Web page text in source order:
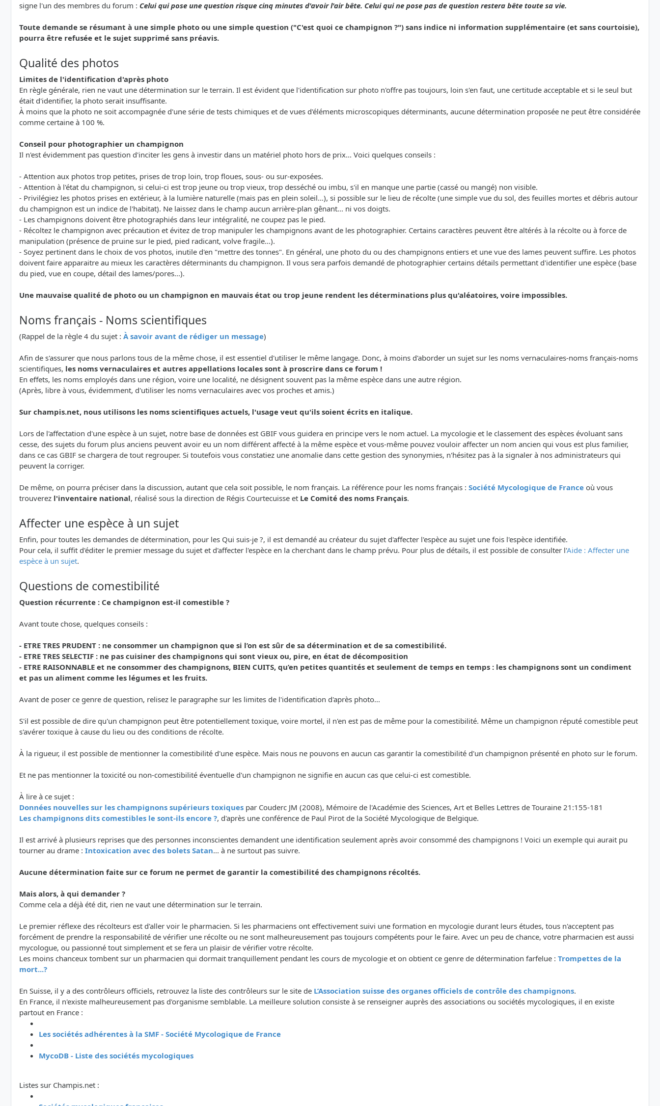
signe l'un des membres du forum : Celui qui pose une question risque cinq minutes d'avoir l'air bête. Celui qui ne pose pas de question restera bête toute sa vie.
Toute demande se résumant à une simple photo ou une simple question ("C'est quoi ce champignon ?") sans indice ni information supplémentaire (et sans courtoisie),
pourra être refusée et le sujet supprimé sans préavis.
Qualité des photos
Limites de l'identification d'après photo
En règle générale, rien ne vaut une détermination sur le terrain. Il est évident que l'identification sur photo n'offre pas toujours, loin s'en faut, une certitude acceptable et si le seul but
était d'identifier, la photo serait insuffisante.
À moins que la photo ne soit accompagnée d'une série de tests chimiques et de vues d'éléments microscopiques déterminants, aucune détermination proposée ne peut être considérée
comme certaine à 100 %.
Conseil pour photographier un champignon
Il n'est évidemment pas question d'inciter les gens à investir dans un matériel photo hors de prix... Voici quelques conseils :
- Attention aux photos trop petites, prises de trop loin, trop floues, sous- ou sur-exposées.
- Attention à l'état du champignon, si celui-ci est trop jeune ou trop vieux, trop desséché ou imbu, s'il en manque une partie (cassé ou mangé) non visible.
- Privilégiez les photos prises en extérieur, à la lumière naturelle (mais pas en plein soleil...), si possible sur le lieu de récolte (une simple vue du sol, des feuilles mortes et débris autour
du champignon est un indice de l'habitat). Ne laissez dans le champ aucun arrière-plan gênant... ni vos doigts.
- Les champignons doivent être photographiés dans leur intégralité, ne coupez pas le pied.
- Récoltez le champignon avec précaution et évitez de trop manipuler les champignons avant de les photographier. Certains caractères peuvent être altérés à la récolte ou à force de
manipulation (présence de pruine sur le pied, pied radicant, volve fragile...).
- Soyez pertinent dans le choix de vos photos, inutile d'en "mettre des tonnes". En général, une photo du ou des champignons entiers et une vue des lames peuvent suffire. Les photos
doivent faire apparaitre au mieux les caractères déterminants du champignon. Il vous sera parfois demandé de photographier certains détails permettant d'identifier une espèce (base
du pied, vue en coupe, détail des lames/pores...).
Une mauvaise qualité de photo ou un champignon en mauvais état ou trop jeune rendent les déterminations plus qu'aléatoires, voire impossibles.
Noms français - Noms scientifiques
(Rappel de la règle 4 du sujet : À savoir avant de rédiger un message)
Afin de s'assurer que nous parlons tous de la même chose, il est essentiel d'utiliser le même langage. Donc, à moins d'aborder un sujet sur les noms vernaculaires-noms français-noms
scientifiques, les noms vernaculaires et autres appellations locales sont à proscrire dans ce forum !
En effets, les noms employés dans une région, voire une localité, ne désignent souvent pas la même espèce dans une autre région.
(Après, libre à vous, évidemment, d'utiliser les noms vernaculaires avec vos proches et amis.)
Sur champis.net, nous utilisons les noms scientifiques actuels, l'usage veut qu'ils soient écrits en italique.
Lors de l'affectation d'une espèce à un sujet, notre base de données est GBIF vous guidera en principe vers le nom actuel. La mycologie et le classement des espèces évoluant sans
cesse, des sujets du forum plus anciens peuvent avoir eu un nom différent affecté à la même espèce et vous-même pouvez vouloir affecter un nom ancien qui vous est plus familier,
dans ce cas GBIF se chargera de tout regrouper. Si toutefois vous constatiez une anomalie dans cette gestion des synonymies, n'hésitez pas à la signaler à nos administrateurs qui
peuvent la corriger.
De même, on pourra préciser dans la discussion, autant que cela soit possible, le nom français. La référence pour les noms français : Société Mycologique de France où vous
trouverez l'inventaire national, réalisé sous la direction de Régis Courtecuisse et Le Comité des noms Français.
Affecter une espèce à un sujet
Enfin, pour toutes les demandes de détermination, pour les Qui suis-je ?, il est demandé au créateur du sujet d'affecter l'espèce au sujet une fois l'espèce identifiée.
Pour cela, il suffit d'éditer le premier message du sujet et d'affecter l'espèce en la cherchant dans le champ prévu. Pour plus de détails, il est possible de consulter l'Aide : Affecter une
espèce à un sujet.
Questions de comestibilité
Question récurrente : Ce champignon est-il comestible ?
Avant toute chose, quelques conseils :
- ETRE TRES PRUDENT : ne consommer un champignon que si l’on est sûr de sa détermination et de sa comestibilité.
- ETRE TRES SELECTIF : ne pas cuisiner des champignons qui sont vieux ou, pire, en état de décomposition
- ETRE RAISONNABLE et ne consommer des champignons, BIEN CUITS, qu’en petites quantités et seulement de temps en temps : les champignons sont un condiment
et pas un aliment comme les légumes et les fruits.
Avant de poser ce genre de question, relisez le paragraphe sur les limites de l'identification d'après photo...
S'il est possible de dire qu'un champignon peut être potentiellement toxique, voire mortel, il n'en est pas de même pour la comestibilité. Même un champignon réputé comestible peut
s'avérer toxique à cause du lieu ou des conditions de récolte.
À la rigueur, il est possible de mentionner la comestibilité d'une espèce. Mais nous ne pouvons en aucun cas garantir la comestibilité d'un champignon présenté en photo sur le forum.
Et ne pas mentionner la toxicité ou non-comestibilité éventuelle d'un champignon ne signifie en aucun cas que celui-ci est comestible.
À lire à ce sujet :
Données nouvelles sur les champignons supérieurs toxiques par Couderc JM (2008), Mémoire de l'Académie des Sciences, Art et Belles Lettres de Touraine 21:155-181
Les champignons dits comestibles le sont-ils encore ?, d'après une conférence de Paul Pirot de la Société Mycologique de Belgique.
Il est arrivé à plusieurs reprises que des personnes inconscientes demandent une identification seulement après avoir consommé des champignons ! Voici un exemple qui aurait pu
tourner au drame : Intoxication avec des bolets Satan... à ne surtout pas suivre.
Aucune détermination faite sur ce forum ne permet de garantir la comestibilité des champignons récoltés.
Mais alors, à qui demander ?
Comme cela a déjà été dit, rien ne vaut une détermination sur le terrain.
Le premier réflexe des récolteurs est d'aller voir le pharmacien. Si les pharmaciens ont effectivement suivi une formation en mycologie durant leurs études, tous n'acceptent pas
forcément de prendre la responsabilité de vérifier une récolte ou ne sont malheureusement pas toujours compétents pour le faire. Avec un peu de chance, votre pharmacien est aussi
mycologue, ou passionné tout simplement et se fera un plaisir de vérifier votre récolte.
Les moins chanceux tombent sur un pharmacien qui dormait tranquillement pendant les cours de mycologie et on obtient ce genre de détermination farfelue : Trompettes de la
mort...?
En Suisse, il y a des contrôleurs officiels, retrouvez la liste des contrôleurs sur le site de L’Association suisse des organes officiels de contrôle des champignons.
En France, il n'existe malheureusement pas d'organisme semblable. La meilleure solution consiste à se renseigner auprès des associations ou sociétés mycologiques, il en existe
partout en France :
Les sociétés adhérentes à la SMF - Société Mycologique de France
MycoDB - Liste des sociétés mycologiques
Listes sur Champis.net :